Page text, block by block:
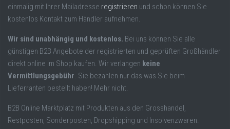
einmalig mit Ihrer Mailadresse registrieren und schon können Sie
kostenlos Kontakt zum Händler aufnehmen.
Wir sind unabhängig und kostenlos. Bei uns können Sie alle
günstigen B2B Angebote der registrierten und geprüften Großhändler
direkt online im Shop kaufen. Wir verlangen keine
Vermittlungsgebühr. Sie bezahlen nur das was Sie beim
Lieferranten bestellt haben! Mehr nicht.
B2B Online Marktplatz mit Produkten aus den Grosshandel,
Restposten, Sonderposten, Dropshipping und Insolvenzwaren.